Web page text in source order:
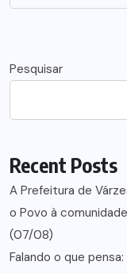
Pesquisar
Recent Posts
A Prefeitura de
o Povo à
(07/08)
Falando o que